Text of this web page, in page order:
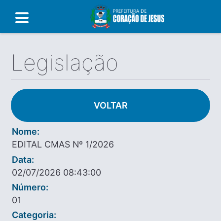
Legislação
VOLTAR
Nome:
EDITAL CMAS Nº 1/2026
Data:
02/07/2026 08:43:00
Número:
01
Categoria: